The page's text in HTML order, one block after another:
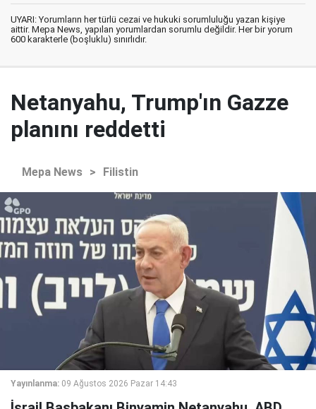
UYARI: Yorumların her türlü cezai ve hukuki sorumluluğu yazan kişiye
aittir. Mepa News, yapılan yorumlardan sorumlu değildir. Her bir yorum
600 karakterle (boşluklu) sınırlıdır.
Netanyahu, Trump'ın Gazze
planını reddetti
Mepa News > Filistin
Yayınlanma: 09 Ağustos 2026 Pazar 14:43